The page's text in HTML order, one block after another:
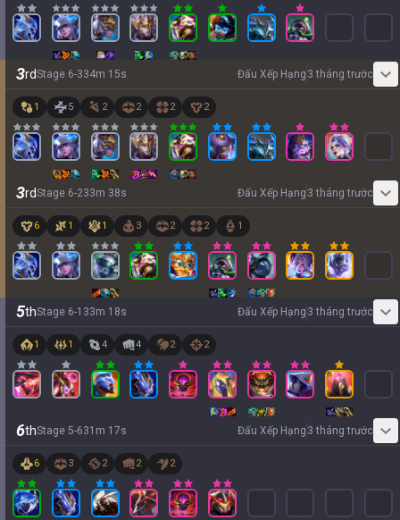
3rdStage 6-334m 15s Đấu Xếp Hạng 3 tháng trước
1 5 2 2 2 2
3rdStage 6-233m 38s Đấu Xếp Hạng 3 tháng trước
6 1 1 3 2 2 1
5thStage 6-1 33m 18s Đấu Xếp Hạng 3 tháng trước
1 1 4 4 2 2
6thStage 5-631 m 17s Đấu Xếp Hạng 3 tháng trước
6 3 2 2 2